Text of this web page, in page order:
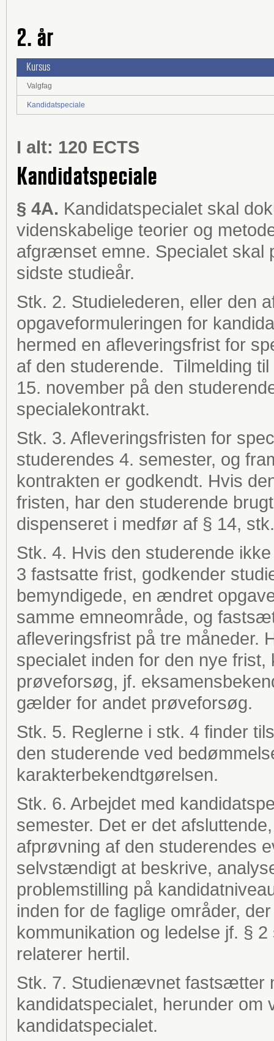
2. år
Kursus
Valgfag
Kandidatspeciale
I alt: 120 ECTS
Kandidatspeciale
§ 4A. Kandidatspecialet skal
videnskabelige teorier og
afgrænset emne. Specialet skal
sidste studieår.
Stk. 2. Studielederen, eller den
opgaveformuleringen for
hermed en afleveringsfrist for
af den studerende. Tilmelding
15. november på den
specialekontrakt.
Stk. 3. Afleveringsfristen for
studerendes 4. semester, og
kontrakten er godkendt. Hvis
fristen, har den studerende
dispenseret i medfør af § 14,
Stk. 4. Hvis den studerende
3 fastsatte frist, godkender
bemyndigede, en ændret
samme emneområde, og
afleveringsfrist på tre måneder.
specialet inden for den nye
prøveforsøg, jf.
gælder for andet prøveforsøg.
Stk. 5. Reglerne i stk. 4 finder
den studerende ved
karakterbekendtgørelsen.
Stk. 6. Arbejdet med
semester. Det er det
afprøvning af den studerendes
selvstændigt at beskrive,
problemstilling på
inden for de faglige områder,
kommunikation og ledelse jf. §
relaterer hertil.
Stk. 7. Studienævnet fastsætter
kandidatspecialet, herunder om
kandidatspecialet.